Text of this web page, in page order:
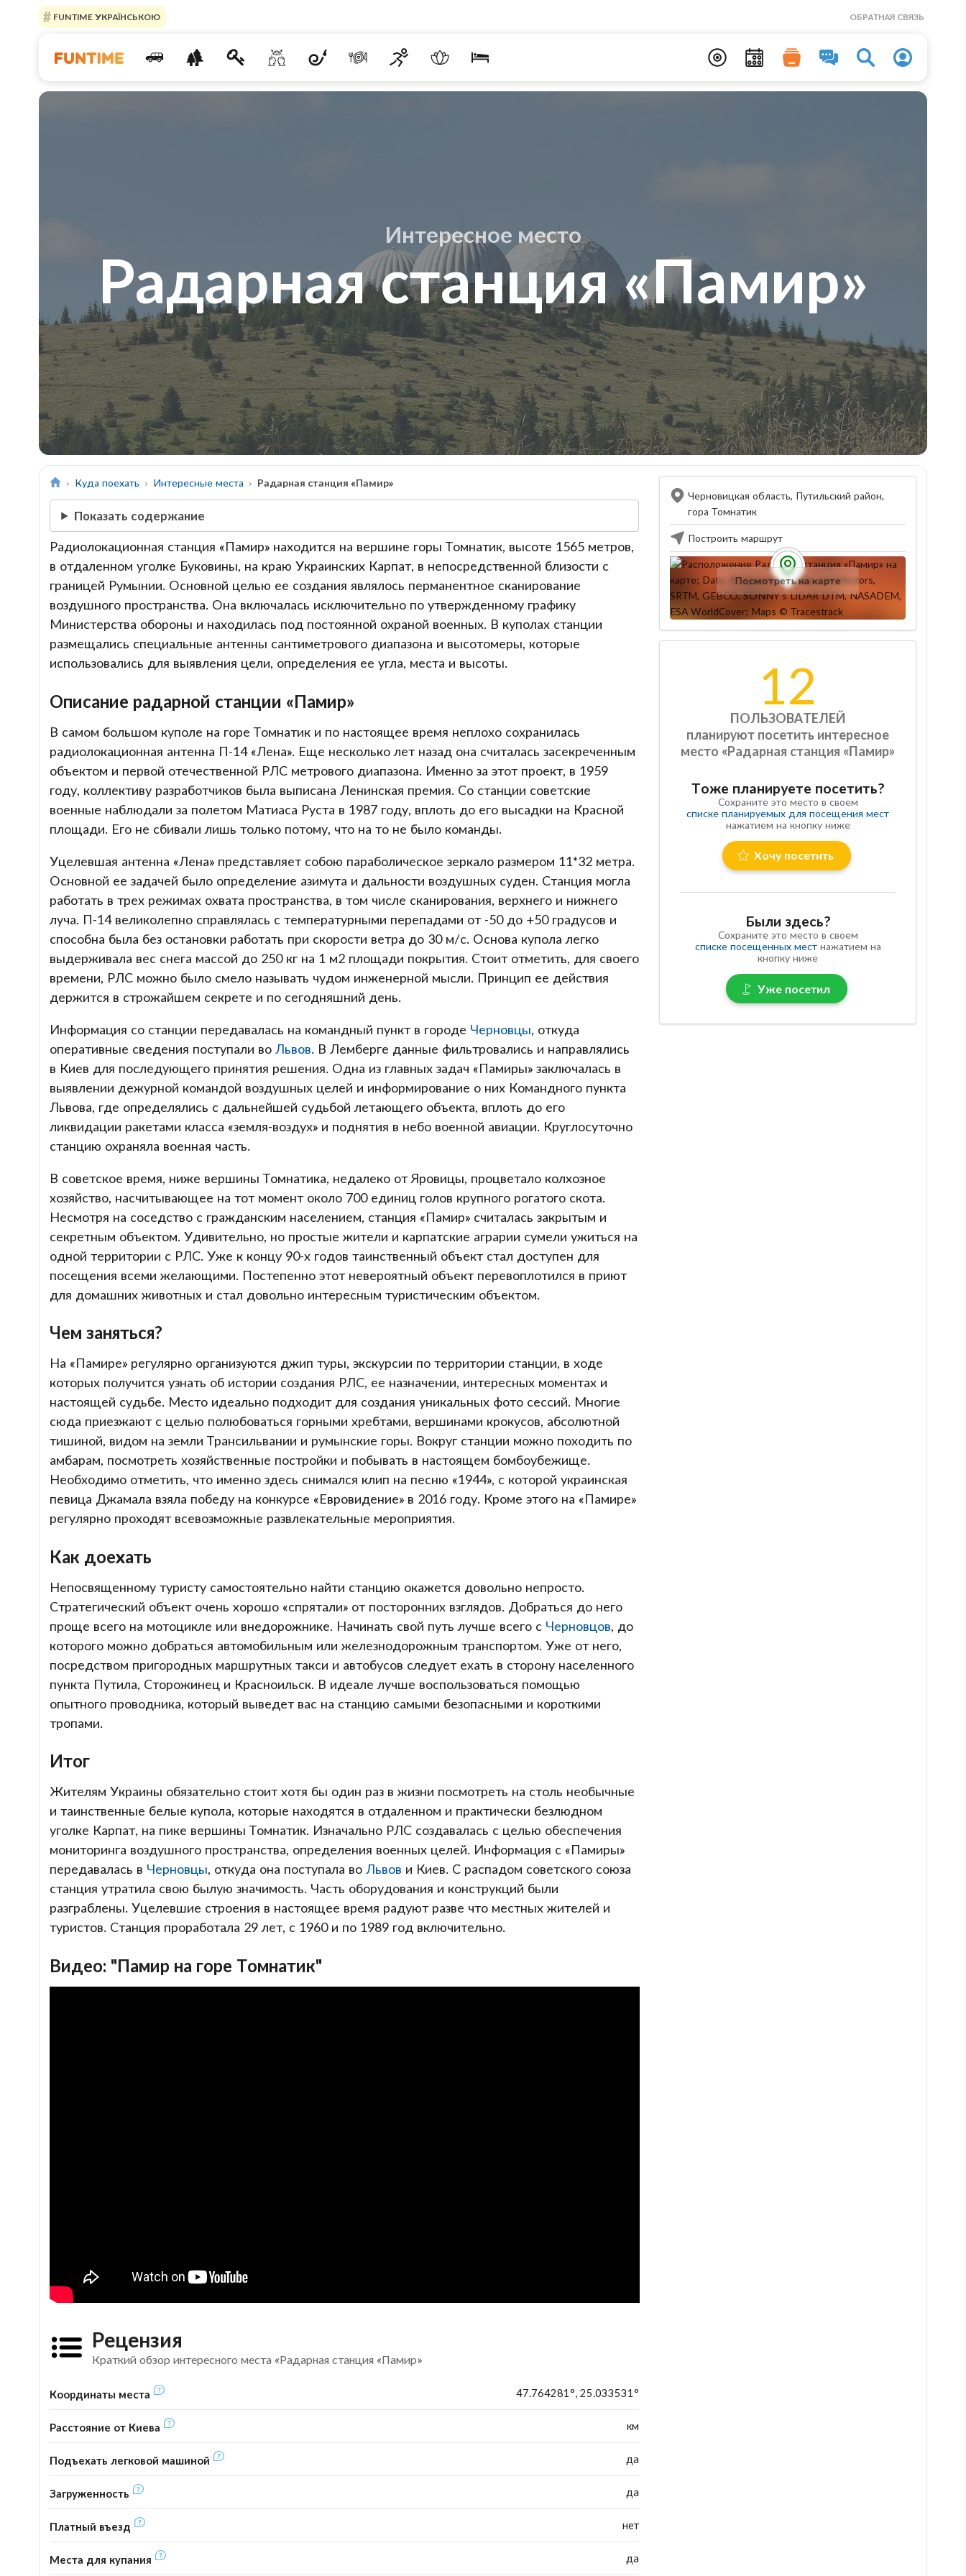
FUNTIME УКРАЇНСЬКОЮ ОБРАТНАЯ СВЯЗЬ
Интересное место
Радарная станция «Памир»
Куда поехать Интересные места Радарная станция «Памир»
Показать содержание
Радиолокационная станция «Памир» находится на вершине горы Томнатик, высоте 1565 метров,
в отдаленном уголке Буковины, на краю Украинских Карпат, в непосредственной близости с
границей Румынии. Основной целью ее создания являлось перманентное сканирование
воздушного пространства. Она включалась исключительно по утвержденному графику
Министерства обороны и находилась под постоянной охраной военных. В куполах станции
размещались специальные антенны сантиметрового диапазона и высотомеры, которые
использовались для выявления цели, определения ее угла, места и высоты.
Описание радарной станции «Памир»
В самом большом куполе на горе Томнатик и по настоящее время неплохо сохранилась
радиолокационная антенна П-14 «Лена». Еще несколько лет назад она считалась засекреченным
объектом и первой отечественной РЛС метрового диапазона. Именно за этот проект, в 1959
году, коллективу разработчиков была выписана Ленинская премия. Cо станции советские
военные наблюдали за полетом Матиаса Руста в 1987 году, вплоть до его высадки на Красной
площади. Его не сбивали лишь только потому, что на то не было команды.
Уцелевшая антенна «Лена» представляет собою параболическое зеркало размером 11*32 метра.
Основной ее задачей было определение азимута и дальности воздушных суден. Станция могла
работать в трех режимах охвата пространства, в том числе сканирования, верхнего и нижнего
луча. П-14 великолепно справлялась с температурными перепадами от -50 до +50 градусов и
способна была без остановки работать при скорости ветра до 30 м/с. Основа купола легко
выдерживала вес снега массой до 250 кг на 1 м2 площади покрытия. Стоит отметить, для своего
времени, РЛС можно было смело называть чудом инженерной мысли. Принцип ее действия
держится в строжайшем секрете и по сегодняшний день.
Информация со станции передавалась на командный пункт в городе Черновцы, откуда
оперативные сведения поступали во Львов. В Лемберге данные фильтровались и направлялись
в Киев для последующего принятия решения. Одна из главных задач «Памиры» заключалась в
выявлении дежурной командой воздушных целей и информирование о них Командного пункта
Львова, где определялись с дальнейшей судьбой летающего объекта, вплоть до его
ликвидации ракетами класса «земля-воздух» и поднятия в небо военной авиации. Круглосуточно
станцию охраняла военная часть.
В советское время, ниже вершины Томнатика, недалеко от Яровицы, процветало колхозное
хозяйство, насчитывающее на тот момент около 700 единиц голов крупного рогатого скота.
Несмотря на соседство с гражданским населением, станция «Памир» считалась закрытым и
секретным объектом. Удивительно, но простые жители и карпатские аграрии сумели ужиться на
одной территории с РЛС. Уже к концу 90-х годов таинственный объект стал доступен для
посещения всеми желающими. Постепенно этот невероятный объект перевоплотился в приют
для домашних животных и стал довольно интересным туристическим объектом.
Чем заняться?
На «Памире» регулярно организуются джип туры, экскурсии по территории станции, в ходе
которых получится узнать об истории создания РЛС, ее назначении, интересных моментах и
настоящей судьбе. Место идеально подходит для создания уникальных фото сессий. Многие
сюда приезжают с целью полюбоваться горными хребтами, вершинами крокусов, абсолютной
тишиной, видом на земли Трансильвании и румынские горы. Вокруг станции можно походить по
амбарам, посмотреть хозяйственные постройки и побывать в настоящем бомбоубежище.
Необходимо отметить, что именно здесь снимался клип на песню «1944», с которой украинская
певица Джамала взяла победу на конкурсе «Евровидение» в 2016 году. Кроме этого на «Памире»
регулярно проходят всевозможные развлекательные мероприятия.
Как доехать
Непосвященному туристу самостоятельно найти станцию окажется довольно непросто.
Стратегический объект очень хорошо «спрятали» от посторонних взглядов. Добраться до него
проще всего на мотоцикле или внедорожнике. Начинать свой путь лучше всего с Черновцов, до
которого можно добраться автомобильным или железнодорожным транспортом. Уже от него,
посредством пригородных маршрутных такси и автобусов следует ехать в сторону населенного
пункта Путила, Сторожинец и Красноильск. В идеале лучше воспользоваться помощью
опытного проводника, который выведет вас на станцию самыми безопасными и короткими
тропами.
Итог
Жителям Украины обязательно стоит хотя бы один раз в жизни посмотреть на столь необычные
и таинственные белые купола, которые находятся в отдаленном и практически безлюдном
уголке Карпат, на пике вершины Томнатик. Изначально РЛС создавалась с целью обеспечения
мониторинга воздушного пространства, определения военных целей. Информация с «Памиры»
передавалась в Черновцы, откуда она поступала во Львов и Киев. С распадом советского союза
станция утратила свою былую значимость. Часть оборудования и конструкций были
разграблены. Уцелевшие строения в настоящее время радуют разве что местных жителей и
туристов. Станция проработала 29 лет, с 1960 и по 1989 год включительно.
Видео: "Памир на горе Томнатик"
Рецензия
Краткий обзор интересного места «Радарная станция «Памир»
Координаты места 47.764281°, 25.033531°
Расстояние от Киева км
Подъехать легковой машиной да
Загруженность да
Платный въезд нет
Места для купания да
Черновицкая область, Путильский район,
гора Томнатик
Построить маршрут
Посмотреть на карте
12
ПОЛЬЗОВАТЕЛЕЙ
планируют посетить интересное
место «Радарная станция «Памир»
Тоже планируете посетить?
Сохраните это место в своем
списке планируемых для посещения мест
нажатием на кнопку ниже
Хочу посетить
Были здесь?
Сохраните это место в своем
списке посещенных местнажатием на
кнопку ниже
Уже посетил